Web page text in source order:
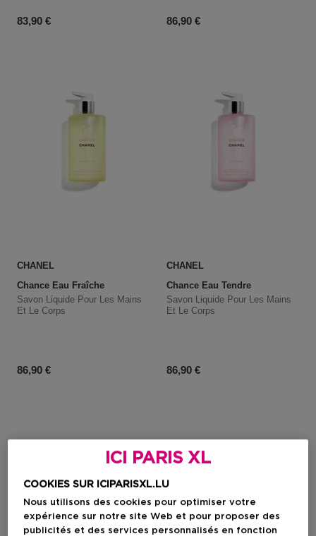
Prix du produit
83,90 € Prix du produit
86,90 €
CHANEL
Chance Eau Fraîche
Savon Liquide Pour Les Mains
Et Le Corps
Prix du produit
86,90 €
CHANEL
Chance Eau Tendre
Savon Liquide Pour Les Mains
Et Le Corps
Prix du produit
86,90 €
ICI PARIS XL
COOKIES SUR ICIPARISXL.LU
Nous utilisons des cookies pour optimiser votre
expérience sur notre site Web et pour proposer des
publicités et des services personnalisés en fonction